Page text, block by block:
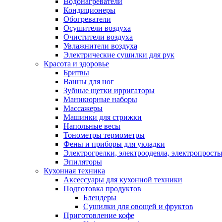
Кондиционеры
Обогреватели
Осушители воздуха
Очистители воздуха
Увлажнители воздуха
Электрические сушилки для рук
Красота и здоровье
Бритвы
Ванны для ног
Зубные щетки ирригаторы
Маникюрные наборы
Массажеры
Машинки для стрижки
Напольные весы
Тонометры термометры
Фены и приборы для укладки
Электрогрелки, электроодеяла,
Эпиляторы
Кухонная техника
Аксессуары для кухонной техники
Подготовка продуктов
Блендеры
Сушилки для овощей и фруктов
Приготовление кофе